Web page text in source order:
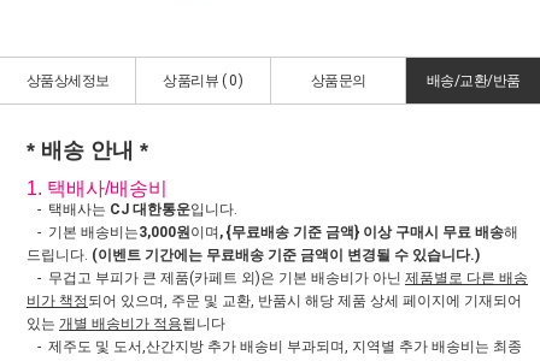
상품상세정보 상품리뷰 ( 0) 상품문의 배송/교환/반품
* 배송 안내 *
1. 택배사/배송비
- 택배사는 CJ 대한통운입니다.
- 기본 배송비는3,000원이며 , {무료배송 기준 금액} 이상 구매시 무료 배송해
드립니다. (이벤트 기간에는 무료배송 기준 금액이 변경될 수 있습니다.)
- 무겁고 부피가 큰 제품(카페트 외)은 기본 배송비가 아닌 제품별로 다른 배송
비가 책정되어 있으며, 주문 및 교환, 반품시 해당 제품 상세 페이지에 기재되어
있는 개별 배송비가 적용됩니다
- 제주도 및 도서,산간지방 추가 배송비 부과되며, 지역별 추가 배송비는 최종